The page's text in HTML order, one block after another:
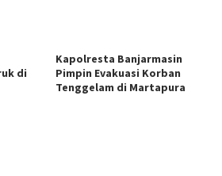
di
Kapolresta Banjarmasin
Pimpin Evakuasi Korban
Tenggelam di Martapura